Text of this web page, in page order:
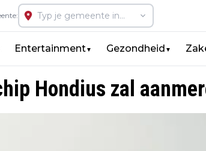
Entertainment▼ Gezondheid ▼
Hondius zal